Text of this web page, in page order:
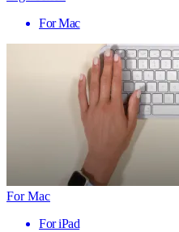
For Mac
For Mac
For iPad